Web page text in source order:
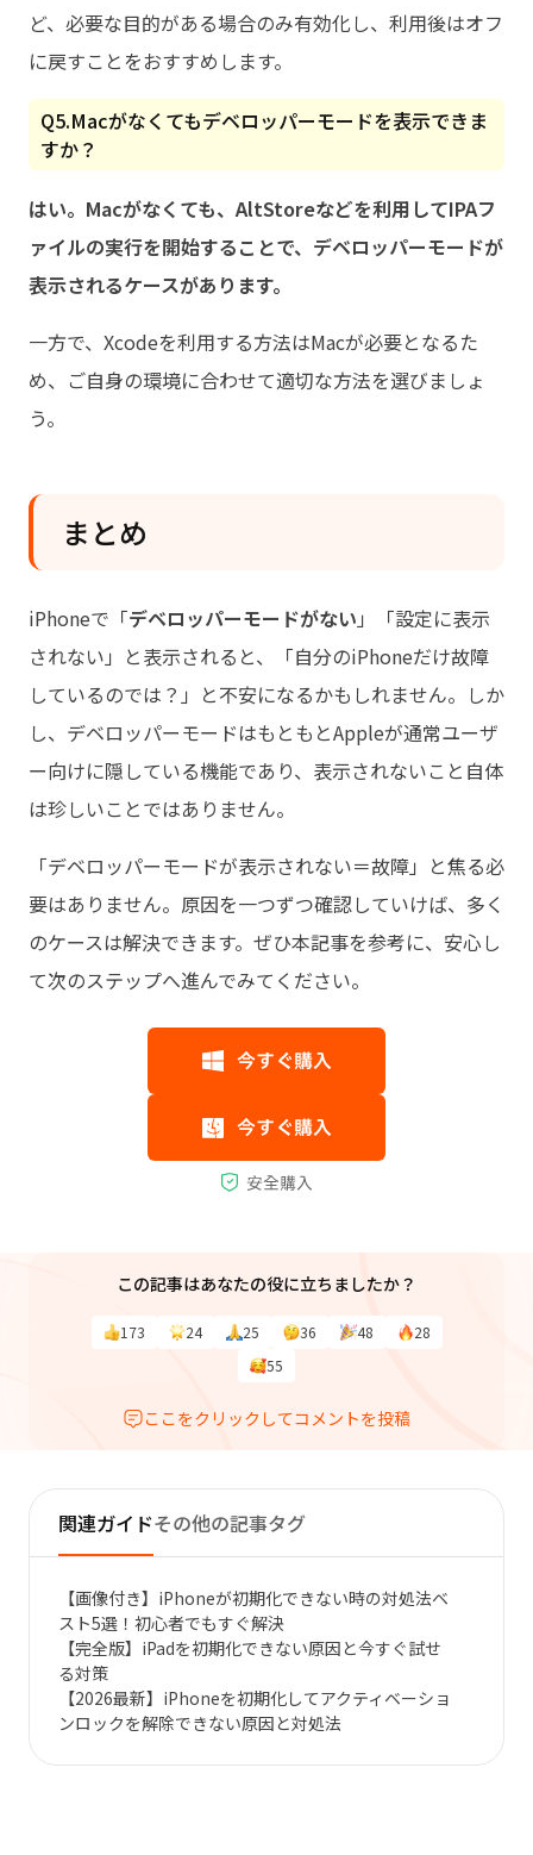
ど、必要な目的がある場合のみ有効化し、利用後はオフ
に戻すことをおすすめします。
Q5.Macがなくてもデベロッパーモードを表示できま
すか？
はい。Macがなくても、AltStoreなどを利用してIPAフ
ァイルの実行を開始することで、デベロッパーモードが
表示されるケースがあります。
一方で、Xcodeを利用する方法はMacが必要となるた
め、ご自身の環境に合わせて適切な方法を選びましょ
う。
まとめ
iPhoneで「デベロッパーモードがない 」「設定に表示
されない」と表示されると、「自分のiPhoneだけ故障
しているのでは？」と不安になるかもしれません。しか
し、デベロッパーモードはもともとAppleが通常ユーザ
ー向けに隠している機能であり、表示されないこと自体
は珍しいことではありません。
「デベロッパーモードが表示されない＝故障」と焦る必
要はありません。原因を一つずつ確認していけば、多く
のケースは解決できます。ぜひ本記事を参考に、安心し
て次のステップへ進んでみてください。
この記事はあなたの役に立ちましたか？
173 24 25 36 48
28
55
ここをクリックしてコメントを投稿
関連ガイドその他の記事タグ
【画像付き】iPhoneが初期化できない時の対処法ベ
スト5選！初心者でもすぐ解決
【完全版】iPadを初期化できない原因と今すぐ試せ
る対策
【2026最新】iPhoneを初期化してアクティベーショ
ンロックを解除できない原因と対処法